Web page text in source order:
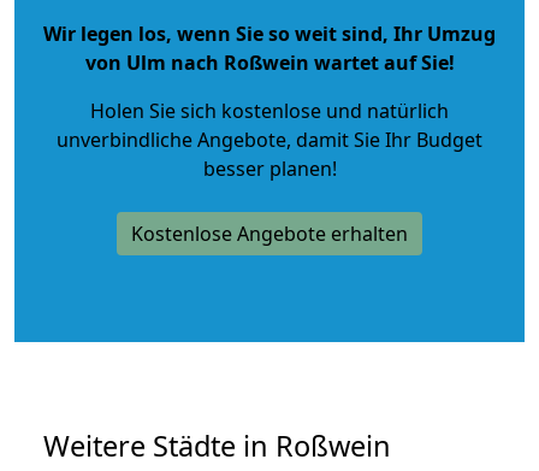
Wir legen los, wenn Sie so weit sind, Ihr Umzug
von Ulm nach Roßwein wartet auf Sie!
Holen Sie sich kostenlose und natürlich
unverbindliche Angebote, damit Sie Ihr Budget
besser planen!
Kostenlose Angebote erhalten
Weitere Städte in Roßwein